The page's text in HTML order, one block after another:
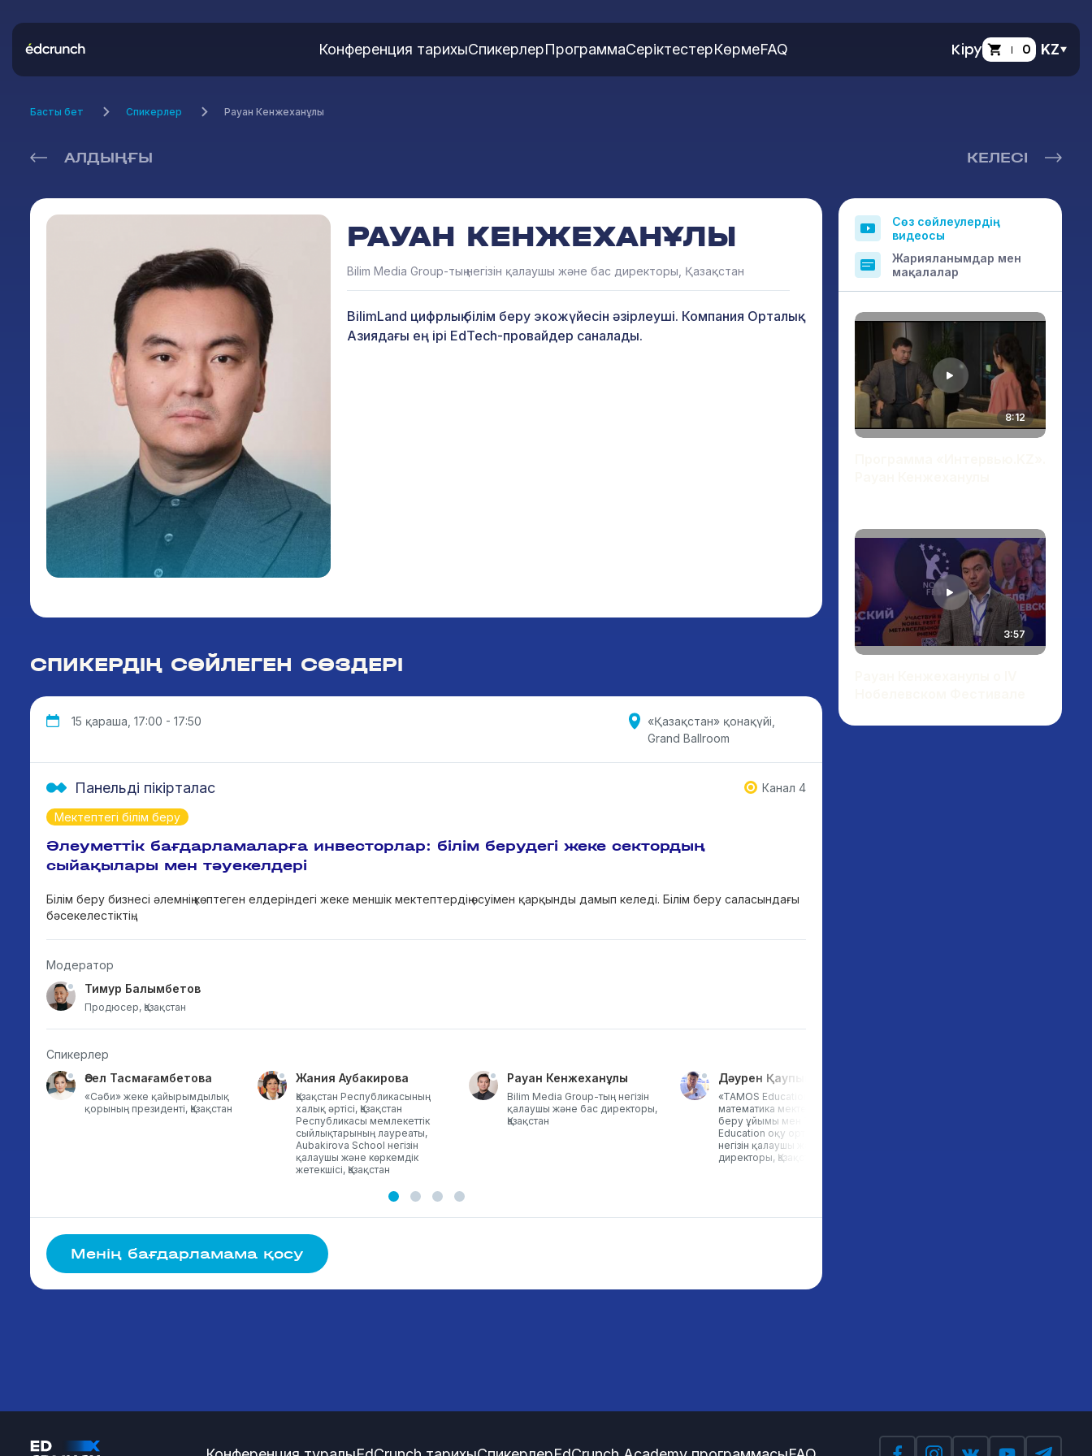
Конференция тарихыСпикерлерПрограммаСеріктестерКөрмеFAQ Кіру 0 KZ
Басты бет Спикерлер Рауан Кенжеханұлы
АЛДЫҢҒЫ КЕЛЕСІ
РАУАН КЕНЖЕХАНҰЛЫ
Bilim Media Group-тың негізін қалаушы және бас директоры, Қазақстан
BilimLand цифрлық білім беру экожүйесін әзірлеуші. Компания Орталық
Азиядағы ең ірі EdTech-провайдер саналады.
СПИКЕРДІҢ СӨЙЛЕГЕН СӨЗДЕРІ
15 қараша, 17:00 - 17:50
«Қазақстан» қонақүйі,
Grand Ballroom
Мектептегі білім беру
Панельді пікірталас Канал 4
Әлеуметтік бағдарламаларға инвесторлар: білім берудегі жеке сектордың
сыйақылары мен тәуекелдері
Білім беру бизнесі әлемнің көптеген елдеріндегі жеке меншік мектептердің өсуімен қарқынды дамып келеді. Білім беру саласындағы
бәсекелестіктің...
Модератор
Тимур Балымбетов
Продюсер, Қазақстан
Спикерлер
Әсел Тасмағамбетова
«Сәби» жеке қайырымдылық
қорының президенті, Қазақстан
Жания Аубакирова
Қазақстан Республикасының
халық әртісі, Қазақстан
Республикасы мемлекеттік
сыйлықтарының лауреаты,
Aubakirova School негізін
қалаушы және көркемдік
жетекшісі, Қазақстан
Рауан Кенжеханұлы
Bilim Media Group-тың негізін
қалаушы және бас директоры,
Қазақстан
Дәурен Қаупынбаев
«TAMOS Education физика-
математика мектебі» білім
беру ұйымы мен TAMOS
Education оқу орталығының
негізін қалаушы және бас
директоры, Қазақстан
Менің бағдарламама қосу
Сөз сөйлеулердің
видеосы
Жарияланымдар мен
мақалалар
8:12
3:57